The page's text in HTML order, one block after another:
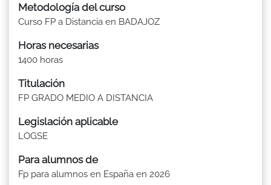
Metodología del curso
Curso FP a Distancia en BADAJOZ
Horas necesarias
1400 horas
Titulación
FP GRADO MEDIO A DISTANCIA
Legislación aplicable
LOGSE
Para alumnos de
Fp para alumnos en España en 2026